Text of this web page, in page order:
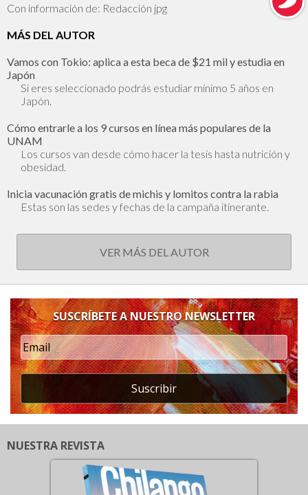
Con información de: Redacción jpg
MÁS DEL AUTOR
Vamos con Tokio: aplica a esta beca de $21 mil y estudia en
Japón
Si eres seleccionado podrás estudiar mínimo 5 años en
Japón.
Cómo entrarle a los 9 cursos en línea más populares de la
UNAM
Los cursos van desde cómo hacer la tesis hasta nutrición y
obesidad.
Inicia vacunación gratis de michis y lomitos contra la rabia
Estas son las sedes y fechas de la campaña itinerante.
VER MÁS DEL AUTOR
SUSCRÍBETE A NUESTRO NEWSLETTER
Suscribir
NUESTRA REVISTA